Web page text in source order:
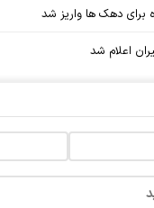
برای دهک ها واریز شد
اعلام شد